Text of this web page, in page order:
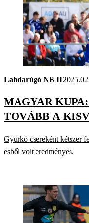
Labdarúgó NB II
MAGYAR
TOVÁBB A
Gyurkó csereként kétszer
esből volt eredményes.